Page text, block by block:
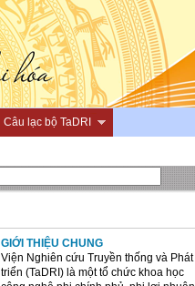
Câu lạc bộ TaDRI
GIỚI THIỆU CHUNG
Viện Nghiên cứu Truyền thống và Phát
triển (TaDRI) là một tổ chức khoa học